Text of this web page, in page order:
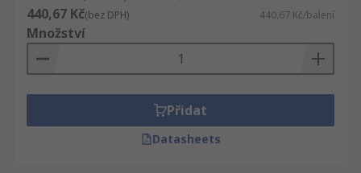
440,67 Kč(bez DPH) 440,67 Kč/balení
Množství
Přidat
Datasheets